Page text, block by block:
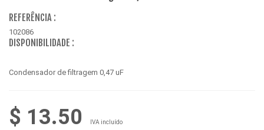
REFERÊNCIA :
102086
DISPONIBILIDADE :
Condensador de filtragem 0,47 uF
$ 13.50 IVA incluído